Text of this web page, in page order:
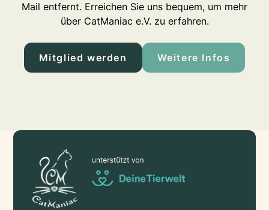
Mail entfernt. Erreichen Sie uns bequem, um mehr
über CatManiac e.V. zu erfahren.
Mitglied werden Weitere Infos